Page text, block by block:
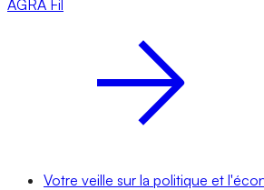
AGRA Fil
Votre veille sur la politique et